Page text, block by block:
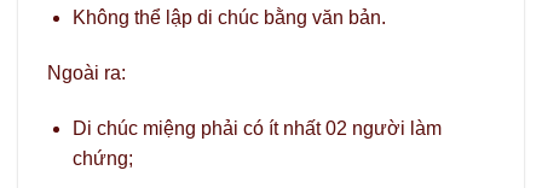
Không thể lập di chúc bằng văn bản.
Ngoài ra:
Di chúc miệng phải có ít nhất 02 người làm
chứng;